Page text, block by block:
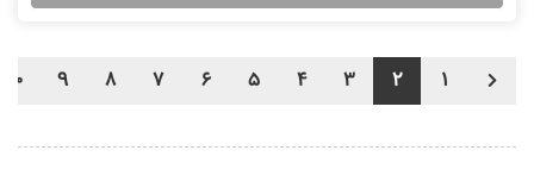
1
2
3
4
5
6
7
8
9
10